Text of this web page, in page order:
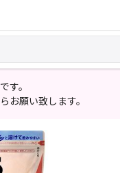
す。
お願い致します。